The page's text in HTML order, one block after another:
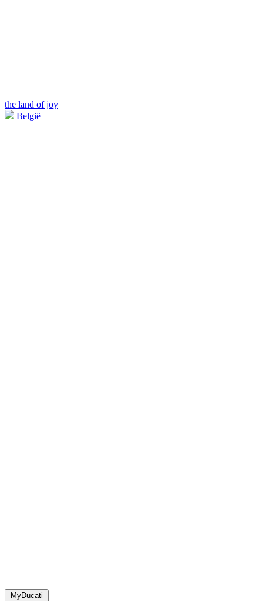
the land of joy
België
MyDucati